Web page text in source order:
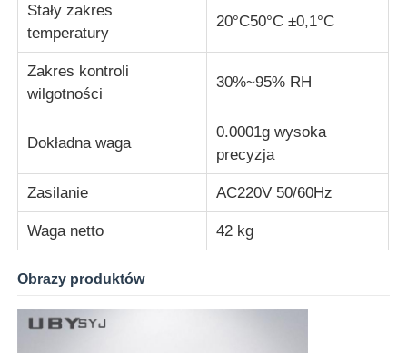
Kontroler temperatury i wilgotności
Badanie twardości
Stały zakres
temperatury
20°C50°C ±0,1°C
Zakres kontroli
wilgotności
30%~95% RH
Dokładna waga
0.0001g wysoka
precyzja
Zasilanie AC220V 50/60Hz
Waga netto 42 kg
Obrazy produktów